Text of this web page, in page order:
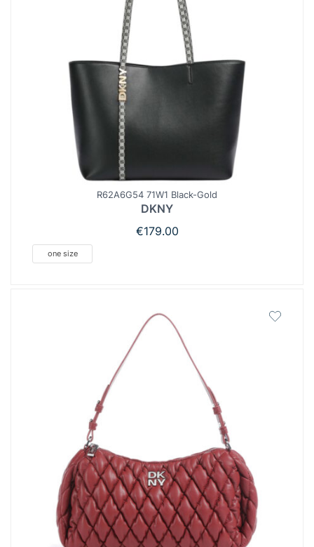
R62A6G54 71W1 Black-Gold
DKNY
€179.00
one size